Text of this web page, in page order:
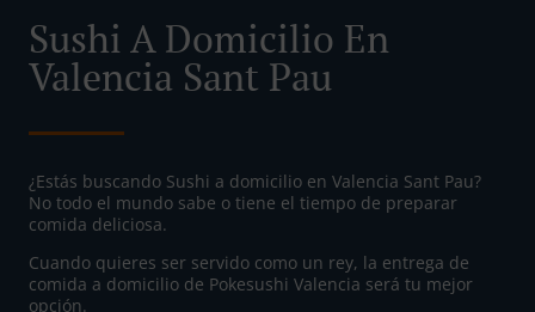
Sushi A Domicilio En
Valencia Sant Pau
¿Estás buscando Sushi a domicilio en Valencia Sant Pau?
No todo el mundo sabe o tiene el tiempo de preparar
comida deliciosa.
Cuando quieres ser servido como un rey, la entrega de
comida a domicilio de Pokesushi Valencia será tu mejor
opción.